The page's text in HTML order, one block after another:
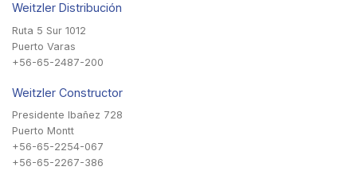
Weitzler Distribución
Ruta 5 Sur 1012
Puerto Varas
+56-65-2487-200
Weitzler Constructor
Presidente Ibañez 728
Puerto Montt
+56-65-2254-067
+56-65-2267-386